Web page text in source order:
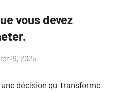
vous devez
19, 2025
décision qui transforme